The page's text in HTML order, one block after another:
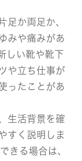
足か両足か、
みや痛みがあ
しい靴や靴下
や立ち仕事が
ったことがあ
生活背景を確
すく説明しま
きる場合は、